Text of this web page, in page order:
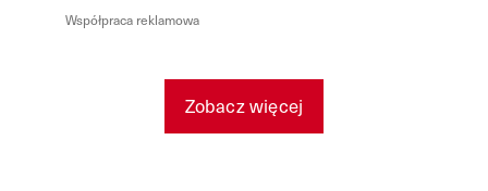
Współpraca reklamowa
Zobacz więcej